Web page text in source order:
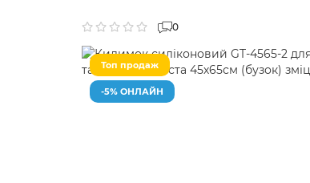
0
Топ продаж
-5% ОНЛАЙН